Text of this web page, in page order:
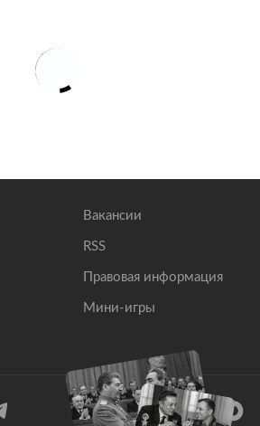
Вакансии
RSS
Правовая информация
Мини-игры